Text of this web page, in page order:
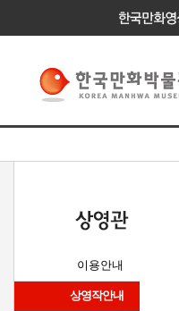
이용안내
상영작안내